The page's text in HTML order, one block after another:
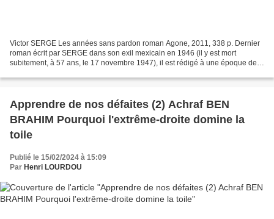
Victor SERGE Les années sans pardon roman Agone, 2011, 338 p. Dernier
roman écrit par SERGE dans son exil mexicain en 1946 (il y est mort
subitement, à 57 ans, le 17 novembre 1947), il est rédigé à une époque de
Apprendre de nos défaites (2) Achraf BEN
BRAHIM Pourquoi l'extrême-droite domine la
toile
Publié le 15/02/2024 à 15:09
Par Henri LOURDOU